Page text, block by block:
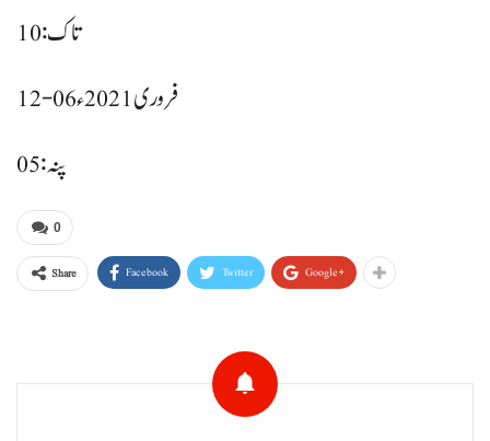
تاک: 10
12-06 فروری 2021ء
پنہ: 05
0
Share Facebook Twitter Google+